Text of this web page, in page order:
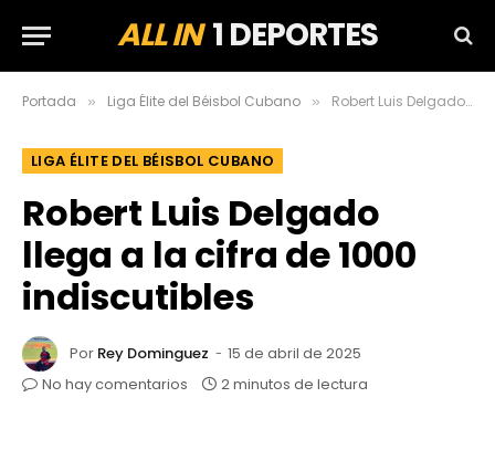
ALL IN1 DEPORTES
Portada » Liga Élite del Béisbol Cubano » Robert Luis Delgado llega a la cifra de 1000 indiscutibles
LIGA ÉLITE DEL BÉISBOL CUBANO
Robert Luis Delgado
llega a la cifra de 1000
indiscutibles
Por Rey Dominguez
15 de abril de 2025
No hay comentarios
2 minutos de lectura